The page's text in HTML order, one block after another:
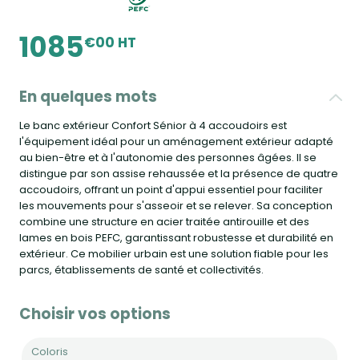
1085€00 HT
En quelques mots
Le banc extérieur Confort Sénior à 4 accoudoirs est
l'équipement idéal pour un aménagement extérieur adapté
au bien-être et à l'autonomie des personnes âgées. Il se
distingue par son assise rehaussée et la présence de quatre
accoudoirs, offrant un point d'appui essentiel pour faciliter
les mouvements pour s'asseoir et se relever. Sa conception
combine une structure en acier traitée antirouille et des
lames en bois PEFC, garantissant robustesse et durabilité en
extérieur. Ce mobilier urbain est une solution fiable pour les
parcs, établissements de santé et collectivités.
Choisir vos options
Coloris